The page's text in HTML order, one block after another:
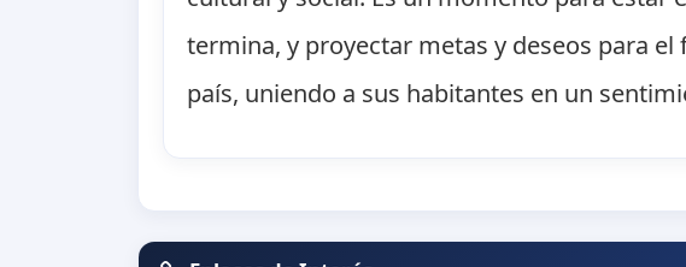
termina, y proyectar metas y deseos para
país, uniendo a sus habitantes en un